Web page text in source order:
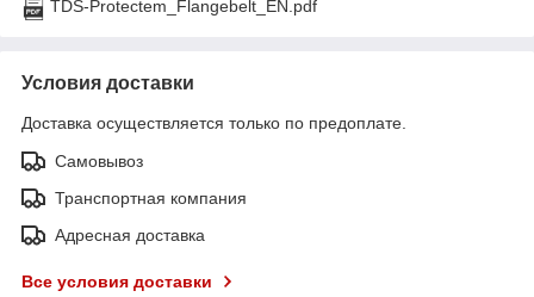
TDS-Protectem_Flangebelt_EN.pdf
Условия доставки
Доставка осуществляется только по предоплате.
Самовывоз
Транспортная компания
Адресная доставка
Все условия доставки